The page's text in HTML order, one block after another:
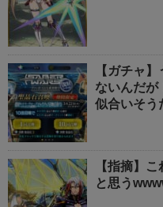
【ガチャ
ないんだ
似合いそう
【指摘】
と思う